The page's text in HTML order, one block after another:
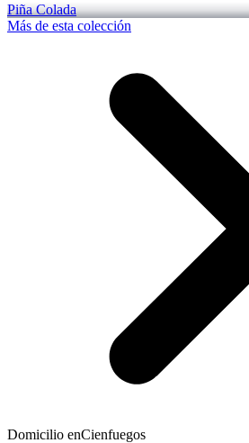
Piña Colada
Más de esta colección
Domicilio enCienfuegos